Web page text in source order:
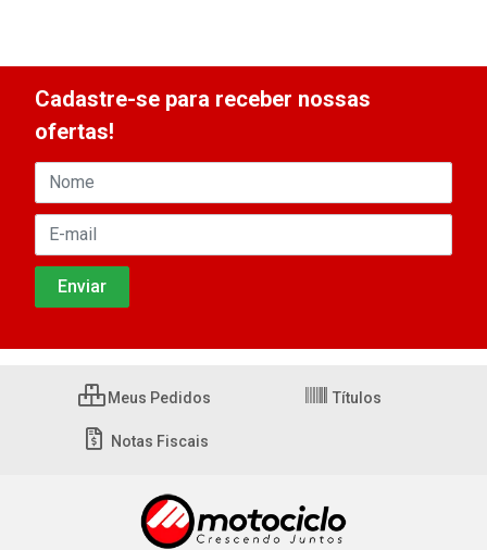
Cadastre-se para receber nossas
ofertas!
Meus Pedidos Títulos
Notas Fiscais